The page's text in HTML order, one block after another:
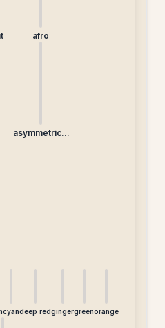
afro
asymmetrical
cyandeep redgingergreenorange